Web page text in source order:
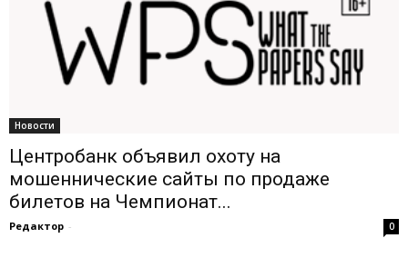
Новости
Центробанк объявил охоту на
мошеннические сайты по продаже
билетов на Чемпионат...
Редактор - 0